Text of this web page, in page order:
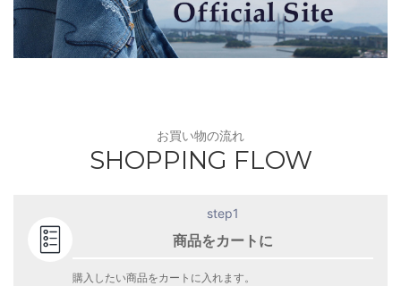
お買い物の流れ
SHOPPING FLOW
step1
商品をカートに
購入したい商品をカートに入れます。